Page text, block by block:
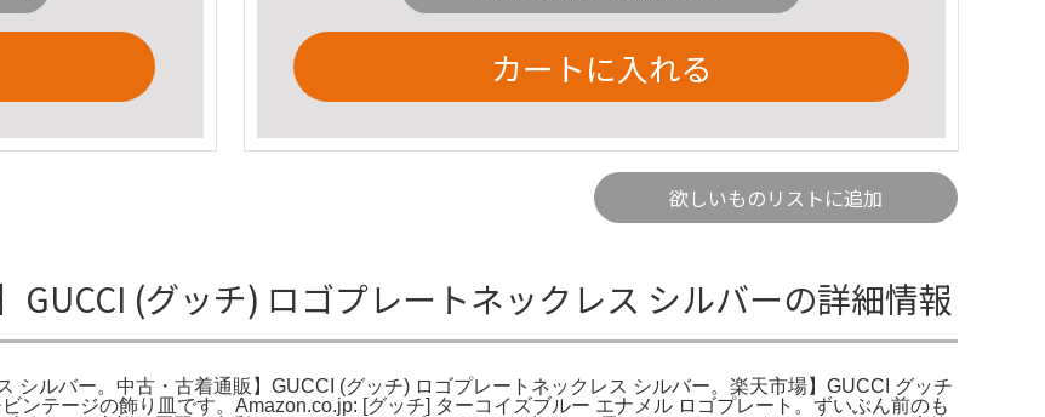
カートに入れる
欲しいものリストに追加
GUCCI (グッチ) ロゴプレートネックレス シルバーの詳細情報
シルバー。中古・古着通販】GUCCI (グッチ) ロゴプレートネックレス シルバー。楽天市場】GUCCI グッチ
ンテージの飾り皿です。Amazon.co.jp: [グッチ] ターコイズブルー エナメル ロゴプレート。ずいぶん前のも